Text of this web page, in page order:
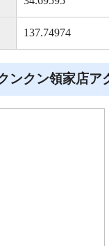
137.74974
ンクン領家店ア